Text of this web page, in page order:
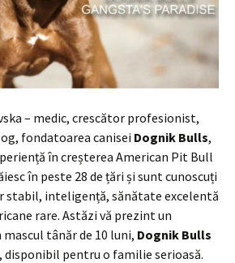
– medic, crescător profesionist,
fondatoarea canisei Dognik Bulls,
în creșterea American Pit Bull
în peste 28 de țări și sunt cunoscuți
stabil, inteligență, sănătate excelentă
rare. Astăzi vă prezint un
tânăr de 10 luni, Dognik Bulls
, disponibil pentru o familie serioasă.